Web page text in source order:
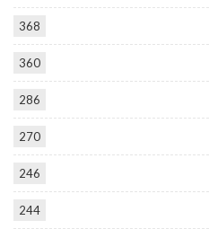
368
360
286
270
246
244